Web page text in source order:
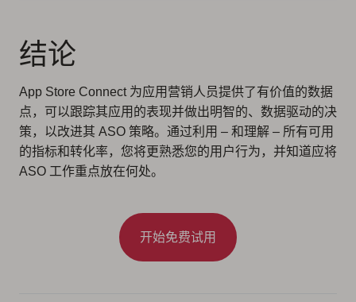
结论
App Store Connect 为应用营销人员提供了有价值的数据
点，可以跟踪其应用的表现并做出明智的、数据驱动的决
策，以改进其 ASO 策略。通过利用 – 和理解 – 所有可用
的指标和转化率，您将更熟悉您的用户行为，并知道应将
ASO 工作重点放在何处。
开始免费试用